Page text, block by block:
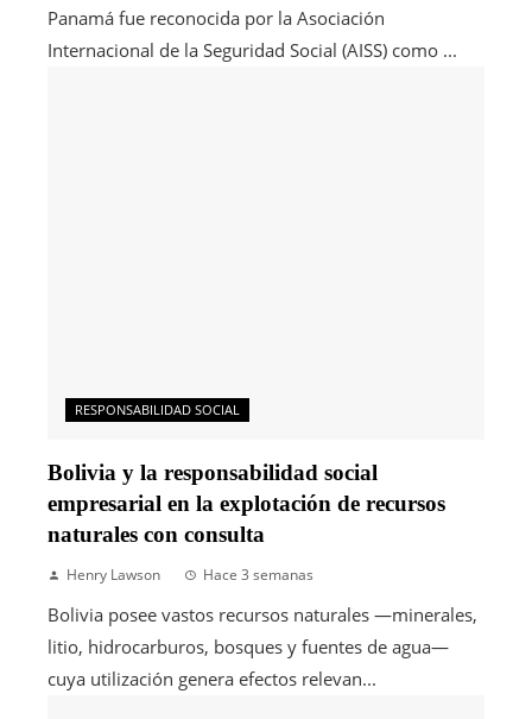
Panamá fue reconocida por la Asociación
Internacional de la Seguridad Social (AISS) como ...
RESPONSABILIDAD SOCIAL
Bolivia y la responsabilidad social
empresarial en la explotación de recursos
naturales con consulta
Henry Lawson Hace 3 semanas
Bolivia posee vastos recursos naturales —minerales,
litio, hidrocarburos, bosques y fuentes de agua—
cuya utilización genera efectos relevan...